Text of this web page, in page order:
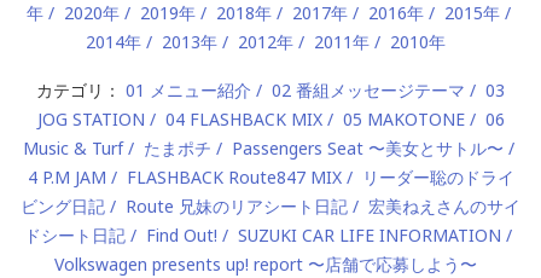
年
2020年 2019年 2018年 2017年 2016年
2015年
2014年
2013年 2012年 2011年 2010年
カテゴリ： 01 メニュー紹介 02 番組メッセージテーマ
03
JOG STATION
04 FLASHBACK MIX 05 MAKOTONE
06
Music & Turf
たまポチ
Passengers Seat 〜美女とサトル〜
4 P.M JAM
FLASHBACK Route847 MIX
リーダー聡のドライ
ビング日記
Route 兄妹のリアシート日記
宏美ねえさんのサイ
ドシート日記
Find Out!
SUZUKI CAR LIFE INFORMATION
Volkswagen presents up! report 〜店舗で応募しよう〜